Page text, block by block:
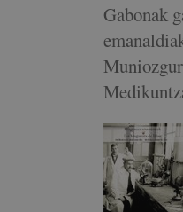
Gabonak